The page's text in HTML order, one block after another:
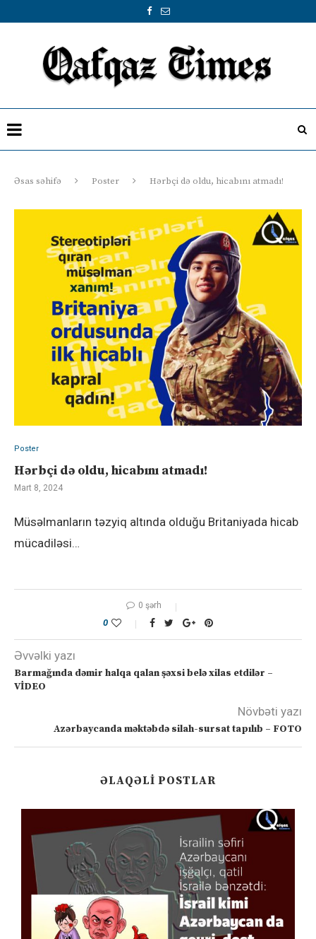
Əsas səhifə Poster Hərbçi də oldu, hicabını atmadı!
Poster
Hərbçi də oldu, hicabını atmadı!
Mart 8, 2024
Müsəlmanların təzyiq altında olduğu Britaniyada hicab
mücadiləsi…
0 şərh
0
Əvvəlki yazı
Barmağında dəmir halqa qalan şəxsi belə xilas etdilər –
VİDEO
Növbəti yazı
Azərbaycanda məktəbdə silah-sursat tapılıb – FOTO
ƏLAQƏLI POSTLAR